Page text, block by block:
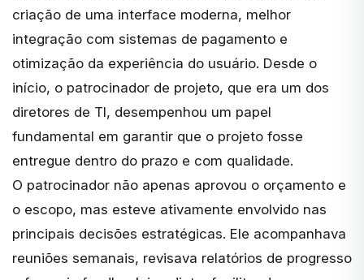
criação de uma interface moderna, melhor
integração com sistemas de pagamento e
otimização da experiência do usuário. Desde o
início, o patrocinador de projeto, que era um dos
diretores de TI, desempenhou um papel
fundamental em garantir que o projeto fosse
entregue dentro do prazo e com qualidade.
O patrocinador não apenas aprovou o orçamento e
o escopo, mas esteve ativamente envolvido nas
principais decisões estratégicas. Ele acompanhava
reuniões semanais, revisava relatórios de progresso